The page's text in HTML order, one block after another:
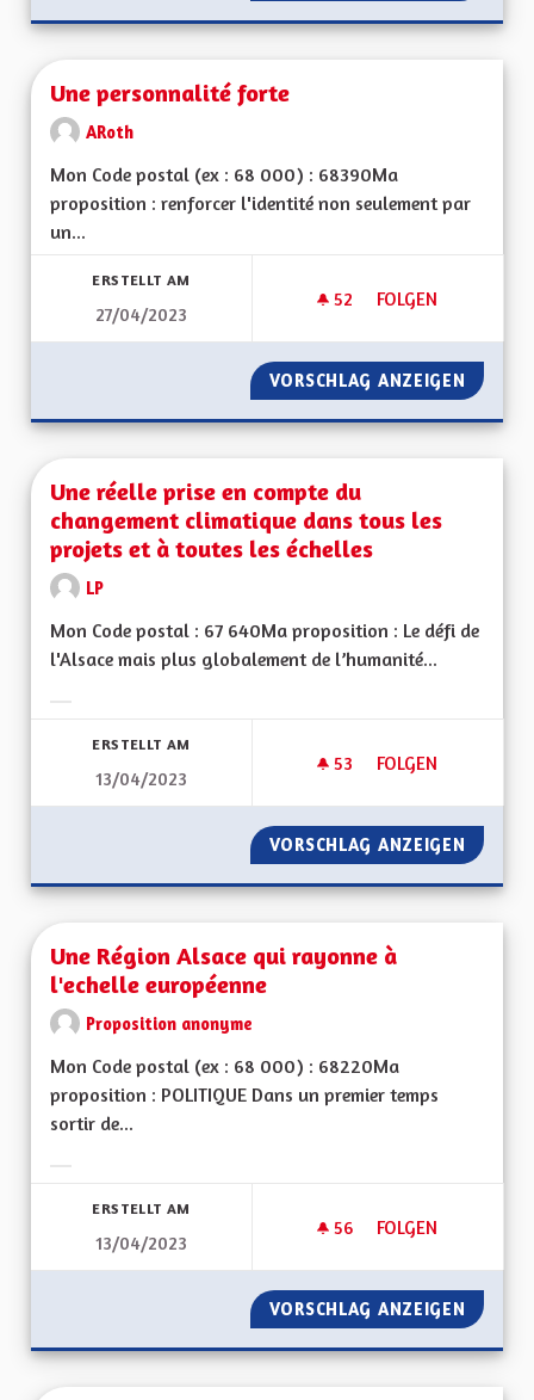
Une personnalité forte
ARoth
Mon Code postal (ex : 68 000) : 68390Ma
proposition : renforcer l'identité non seulement par
un...
ERSTELLT AM
27/04/2023
52 52 FOLLOWER
FOLGEN
UNE
VORSCHLAG ANZEIGEN UNE
Une réelle prise en compte du
changement climatique dans tous les
projets et à toutes les échelles
LP
Mon Code postal : 67 640Ma proposition : Le défi de
l'Alsace mais plus globalement de l’humanité...
ERSTELLT AM
13/04/2023
53 53 FOLLOWER
FOLGEN
UNE RÉELLE
VORSCHLAG ANZEIGEN UNE
Une Région Alsace qui rayonne à
l'echelle européenne
Proposition anonyme
Mon Code postal (ex : 68 000) : 68220Ma
proposition : POLITIQUE Dans un premier temps
sortir de...
ERSTELLT AM
13/04/2023
56 56 FOLLOWER
FOLGEN
UNE RÉGION
VORSCHLAG ANZEIGEN UNE